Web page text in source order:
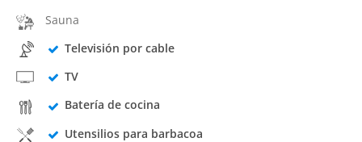
Sauna
Televisión por cable
TV
Batería de cocina
Utensilios para barbacoa